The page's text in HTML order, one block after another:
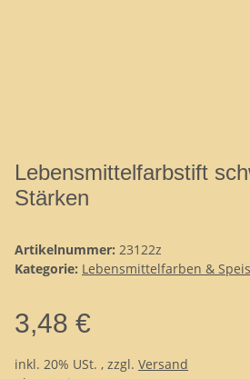
Lebensmittelfarbstift
Stärken
Artikelnummer: 23122z
Kategorie: Lebensmittelfarben &
3,48 €
inkl. 20% USt. , zzgl. Versand